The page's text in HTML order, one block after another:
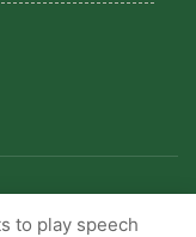
to play speech